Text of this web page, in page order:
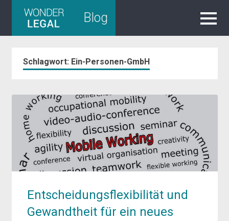
Blog
Schlagwort: Ein-Personen-GmbH
Entscheidungsflexibilität und
Gewandtheit für ein neues